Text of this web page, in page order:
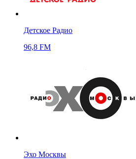
Детское Радио
96,8 FM
Эхо Москвы